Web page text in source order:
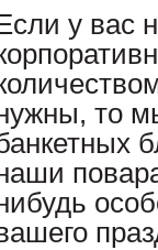
у вас
то